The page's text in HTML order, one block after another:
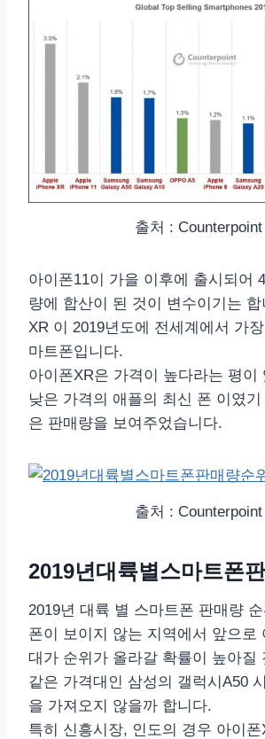
출처 : Counterpoint
아이폰11이 가을 이후에 출시되어
량에 합산이 된 것이 변수이기는
XR 이 2019년도에 전세계에서 가
마트폰입니다.
아이폰XR은 가격이 높다라는 평이
낮은 가격의 애플의 최신 폰 이였
은 판매량을 보여주었습니다.
출처 : Counterpoint
2019년대륙별스마트폰
2019년 대륙 별 스마트폰 판매량
폰이 보이지 않는 지역에서 앞으로
대가 순위가 올라갈 확률이 높아질
같은 가격대인 삼성의 갤럭시A50
을 가져오지 않을까 합니다.
특히 신흥시장, 인도의 경우 아이폰